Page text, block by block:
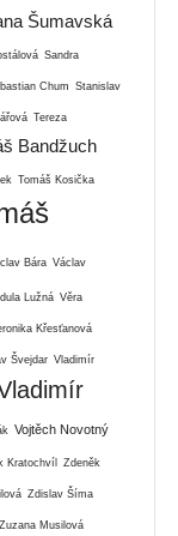
Šumavská
Sandra
Chum Stanislav
Tereza
Bandžuch
Tomáš Kosička
Bára Václav
Lužná Věra
Křesťanová
Švejdar Vladimír
Vojtěch Novotný
Kratochvíl Zdeněk
Zdislav Šíma
Zuzana Musilová